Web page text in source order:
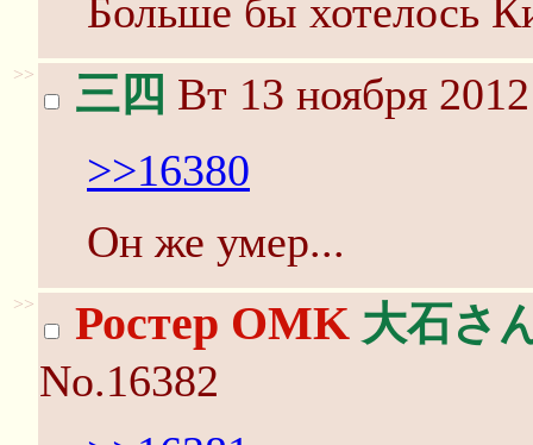
Больше бы хотелось
>> 三四 Вт 13 ноября
>>16380
Он же умер...
>> Ростер OMK 大石さ
No.16382